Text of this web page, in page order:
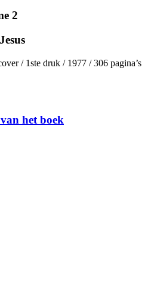
2
/ 1ste druk / 1977 / 306 pagina’s
het boek